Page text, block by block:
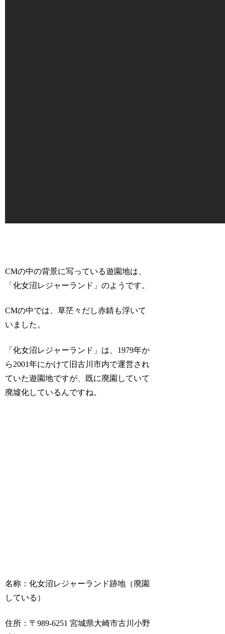
CMの中の背景に写っている遊園地は、
「化女沼レジャーランド」のようです。
CMの中では、草茫々だし赤錆も浮いて
いました。
「化女沼レジャーランド」は、1979年か
ら2001年にかけて旧古川市内で運営され
ていた遊園地ですが、既に廃園していて
廃墟化しているんですね。
名称：化女沼レジャーランド跡地（廃園
している）
住所：〒989-6251 宮城県大崎市古川小野